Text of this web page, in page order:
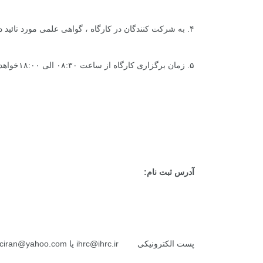
۴. به شرکت کنندگان در کارگاه ، گواهی علمی مورد تائید دو نهاد برگزار کننده کارگاه تقدیم خواهد شد.
۵. زمان برگزاری کارگاه از ساعت ۰۸:۳۰ الی ۱۸:۰۰خواهد بود .
آدرس ثبت نام:
پست الکترونیکی ihrc@ihrc.ir یا